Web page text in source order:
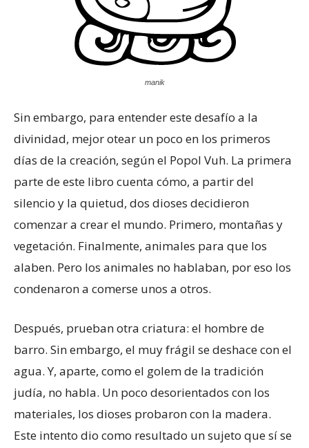
manik
Sin embargo, para entender este desafío a la
divinidad, mejor otear un poco en los primeros
días de la creación, según el Popol Vuh. La primera
parte de este libro cuenta cómo, a partir del
silencio y la quietud, dos dioses decidieron
comenzar a crear el mundo. Primero, montañas y
vegetación. Finalmente, animales para que los
alaben. Pero los animales no hablaban, por eso los
condenaron a comerse unos a otros.
Después, prueban otra criatura: el hombre de
barro. Sin embargo, el muy frágil se deshace con el
agua. Y, aparte, como el golem de la tradición
judía, no habla. Un poco desorientados con los
materiales, los dioses probaron con la madera.
Este intento dio como resultado un sujeto que sí se